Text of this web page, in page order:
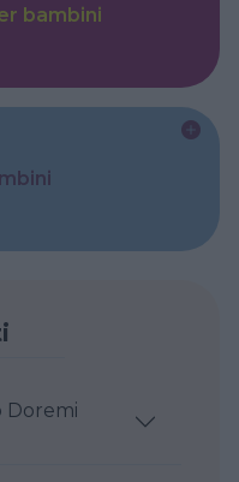
bambini
Doremi